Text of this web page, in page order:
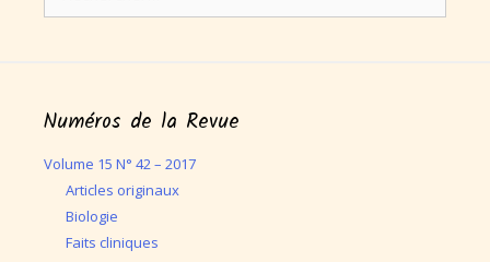
Numéros de la Revue
Volume 15 N° 42 – 2017
Articles originaux
Biologie
Faits cliniques